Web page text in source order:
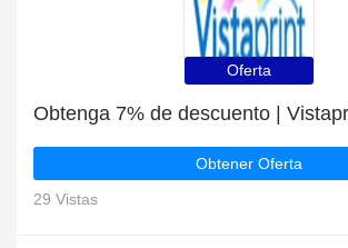
Oferta
Obtener Oferta
29 Vistas